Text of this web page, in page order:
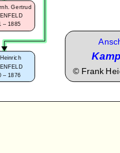
Gertrud
– 1885
– 1876
Kamp
© Frank